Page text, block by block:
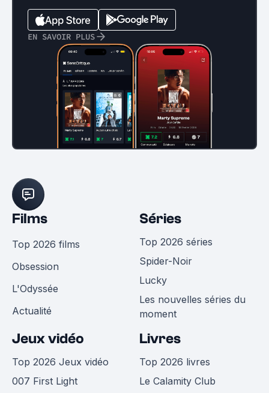
EN SAVOIR PLUS
Films
Top 2026 films
Obsession
L'Odyssée
Actualité
Séries
Top 2026 séries
Spider-Noir
Lucky
Les nouvelles séries du
moment
Jeux vidéo
Top 2026 Jeux vidéo
007 First Light
Livres
Top 2026 livres
Le Calamity Club